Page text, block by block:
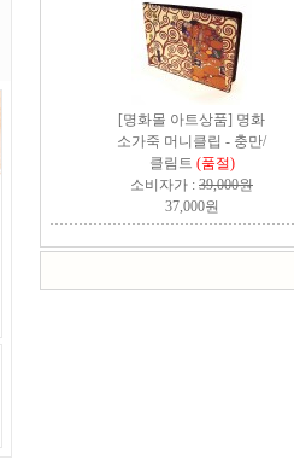
[명화몰 아트상품] 명화
소가죽 머니클립 - 충만/
클림트 (품절)
소비자가 : 39,000원
37,000원